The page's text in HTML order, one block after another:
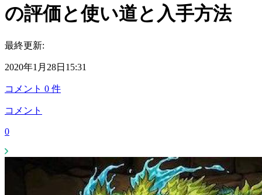
の評価と使い道と入手方法
最終更新:
2020年1月28日15:31
コメント 0 件
コメント
0